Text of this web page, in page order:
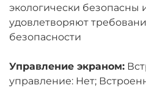
экологически безопасны
удовлетворяют
безопасности
Управление экраном:
управление: Нет;